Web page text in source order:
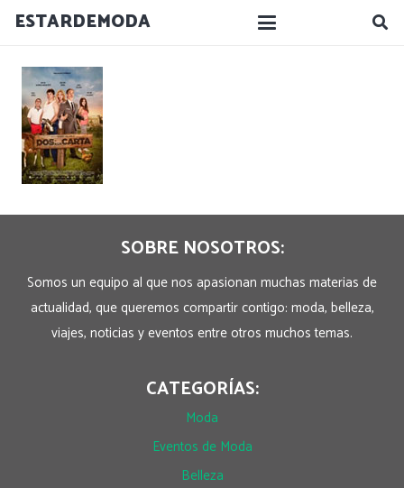
ESTARDEMODA
SOBRE NOSOTROS:
Somos un equipo al que nos apasionan muchas materias de
actualidad, que queremos compartir contigo: moda, belleza,
viajes, noticias y eventos entre otros muchos temas.
CATEGORÍAS:
Moda
Eventos de Moda
Belleza